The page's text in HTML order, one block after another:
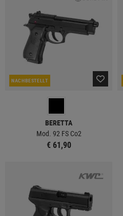
NACHBESTELLT
BERETTA
Mod. 92 FS Co2
€ 61,90